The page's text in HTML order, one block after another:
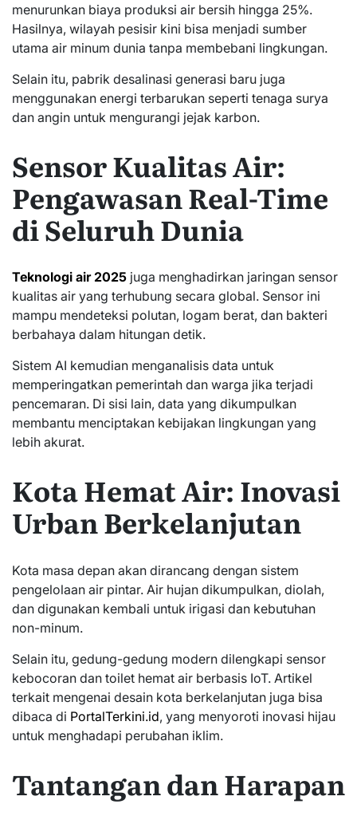
menurunkan biaya produksi air bersih hingga 25%.
Hasilnya, wilayah pesisir kini bisa menjadi sumber
utama air minum dunia tanpa membebani lingkungan.
Selain itu, pabrik desalinasi generasi baru juga
menggunakan energi terbarukan seperti tenaga surya
dan angin untuk mengurangi jejak karbon.
Sensor Kualitas Air:
Pengawasan Real-Time
di Seluruh Dunia
Teknologi air 2025 juga menghadirkan jaringan sensor
kualitas air yang terhubung secara global. Sensor ini
mampu mendeteksi polutan, logam berat, dan bakteri
berbahaya dalam hitungan detik.
Sistem AI kemudian menganalisis data untuk
memperingatkan pemerintah dan warga jika terjadi
pencemaran. Di sisi lain, data yang dikumpulkan
membantu menciptakan kebijakan lingkungan yang
lebih akurat.
Kota Hemat Air: Inovasi
Urban Berkelanjutan
Kota masa depan akan dirancang dengan sistem
pengelolaan air pintar. Air hujan dikumpulkan, diolah,
dan digunakan kembali untuk irigasi dan kebutuhan
non-minum.
Selain itu, gedung-gedung modern dilengkapi sensor
kebocoran dan toilet hemat air berbasis IoT. Artikel
terkait mengenai desain kota berkelanjutan juga bisa
dibaca di PortalTerkini.id, yang menyoroti inovasi hijau
untuk menghadapi perubahan iklim.
Tantangan dan Harapan